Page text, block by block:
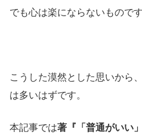
でも心は楽にならないものです
こうした漠然とした思いから
は多いはずです。
本記事では著『「普通がいい